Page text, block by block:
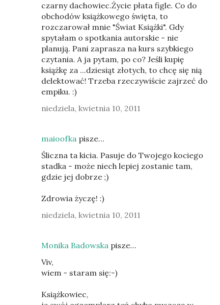
czarny dachowiec.Życie płata figle. Co do
obchodów książkowego święta, to
rozczarował mnie "Świat Książki". Gdy
spytałam o spotkania autorskie - nie
planują. Pani zaprasza na kurs szybkiego
czytania. A ja pytam, po co? Jeśli kupię
książkę za ...dziesiąt złotych, to chcę się nią
delektować! Trzeba rzeczywiście zajrzeć do
empiku. :)
niedziela, kwietnia 10, 2011
maioofka pisze…
Śliczna ta kicia. Pasuje do Twojego kociego
stadka - może niech lepiej zostanie tam,
gdzie jej dobrze ;)
Zdrowia życzę! :)
niedziela, kwietnia 10, 2011
Monika Badowska pisze…
Viv,
wiem - staram się:-)
Książkowiec,